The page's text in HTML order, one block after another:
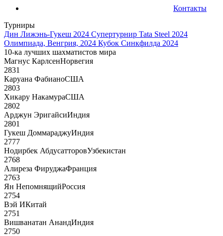
Контакты
Турниры
Дин Лижэнь-Гукеш 2024 Супертурнир Tata Steel 2024
Олимпиада, Венгрия, 2024 Кубок Синкфилда 2024
10-ка лучших шахматистов мира
Магнус КарлсенНорвегия
2831
Каруана ФабианоСША
2803
Хикару НакамураСША
2802
Арджун ЭригайсиИндия
2801
Гукеш ДоммараджуИндия
2777
Нодирбек АбдусатторовУзбекистан
2768
Алиреза ФируджаФранция
2763
Ян НепомнящийРоссия
2754
Вэй ИКитай
2751
Вишванатан АнандИндия
2750